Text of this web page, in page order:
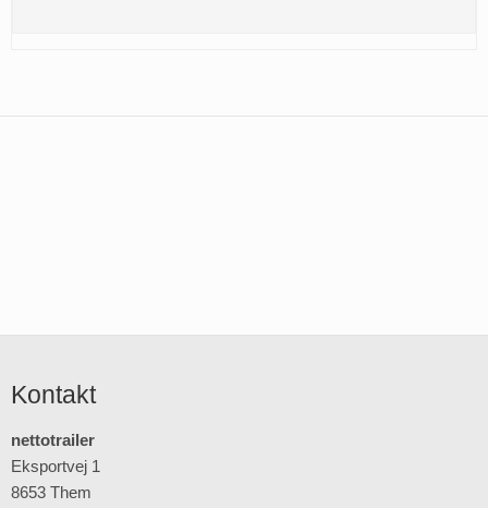
Kontakt
nettotrailer
Eksportvej 1
8653 Them